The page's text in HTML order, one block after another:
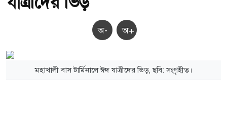
অ- অ+
মহাখালী বাস টার্মিনালে ঈদ যাত্রীদের ভিড়, ছবি: সংগৃহীত।